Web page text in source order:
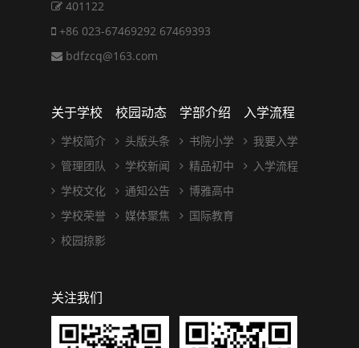
401122
+86 023-67469292 67469393
bdfzcq@163.com
关于学校
学校简介
管理团队
学校文化
学校荣誉
校园掠影
校园动态
头版头条
学校新闻
通知公告
媒体聚焦
学部介绍
书院小学
精品初中
博雅高中
国际教育
入学流程
我要入学
入学流程
关注我们